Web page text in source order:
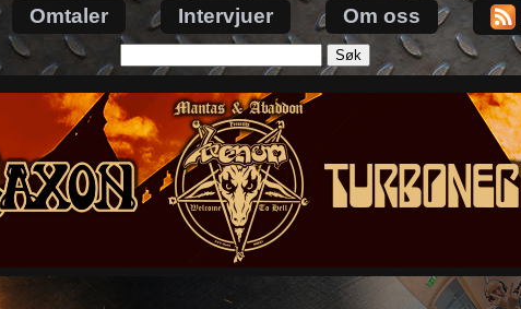
Omtaler Intervjuer Om oss
etter: